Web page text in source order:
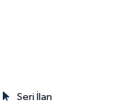
Seri İlan